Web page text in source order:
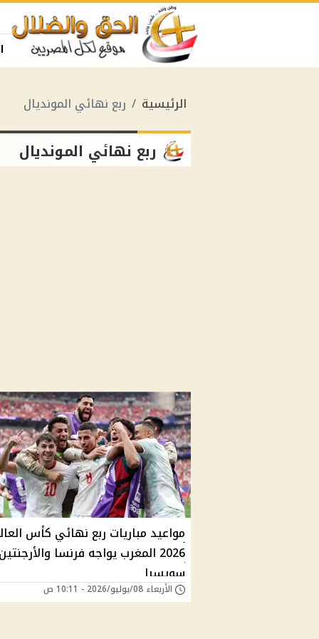
الرئيسية ربع نهائي المونديال
ربع نهائي المونديال
مواعيد مباريات ربع نهائي كأس
2026 المغرب يواجه فرنسا
سويسرا
الأربعاء 08/يوليو/2026 - 10:11 ص